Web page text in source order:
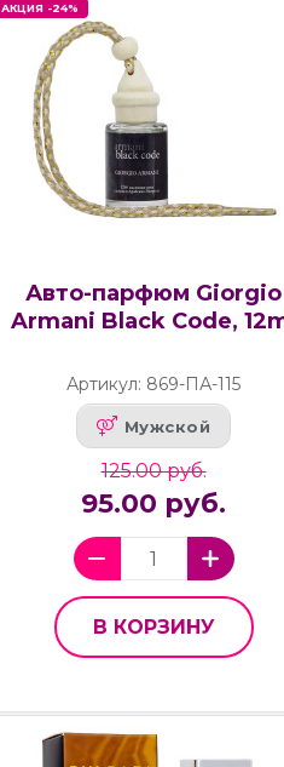
АКЦИЯ -24%
Авто-парфюм Giorgio
Armani Black Code,
Артикул: 869-ПА-115
Мужской
125.00 руб.
95.00 руб.
В КОРЗИНУ